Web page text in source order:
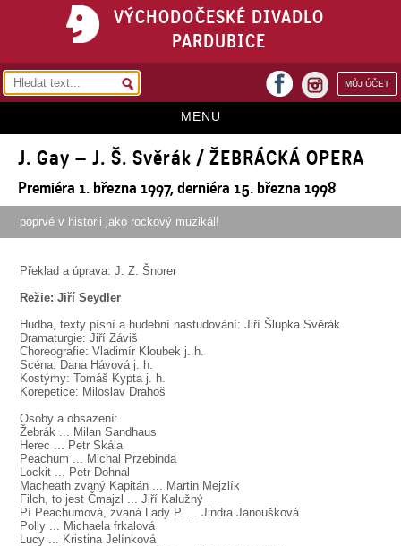
VÝCHODOČESKÉ DIVADLO
PARDUBICE
MŮJ ÚČET
facebook
MENU
HOME
PROGRAM
REPERTOÁR
KONTAKTY
DÁLE NABÍZÍME
J. Gay – J. Š. Svěrák / ŽEBRÁCKÁ OPERA
Premiéra 1. března 1997, derniéra 15. března 1998
poprvé v historii jako rockový muzikál!
Překlad a úprava: J. Z. Šnorer
Režie: Jiří Seydler
Hudba, texty písní a hudební nastudování: Jiří Šlupka Svěrák
Dramaturgie: Jiří Záviš
Choreografie: Vladimír Kloubek j. h.
Scéna: Dana Hávová j. h.
Kostýmy: Tomáš Kypta j. h.
Korepetice: Miloslav Drahoš
Osoby a obsazení:
Žebrák ... Milan Sandhaus
Herec ... Petr Skála
Peachum ... Michal Przebinda
Lockit ... Petr Dohnal
Macheath zvaný Kapitán ... Martin Mejzlík
Filch, to jest Čmajzl ... Jiří Kalužný
Pí Peachumová, zvaná Lady P. ... Jindra Janoušková
Polly ... Michaela frkalová
Lucy ... Kristina Jelínková